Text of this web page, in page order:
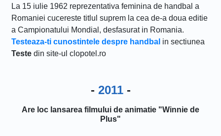
La 15 iulie 1962 reprezentativa feminina de handbal a
Romaniei cucereste titlul suprem la cea de-a doua editie
a Campionatului Mondial, desfasurat in Romania.
Testeaza-ti cunostintele despre handbal in sectiunea
Teste din site-ul clopotel.ro
- 2011-
Are loc lansarea filmului de animatie "Winnie de
Plus"